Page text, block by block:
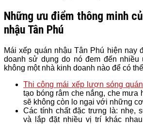
Những ưu điểm thông minh
nhậu Tân Phú
Mái xếp quán nhậu Tân Phú hiện nay
doanh sử dụng do nó đem đến nhiều
không một nhà kinh doanh nào để có
Thi công mái xếp lượn sóng
tạo bóng râm che nắng, che mưa
sẽ không còn lo ngại với những
Các tính chất đặc trưng là: nhẹ,
và lắp đặt nhiều vị trí khác